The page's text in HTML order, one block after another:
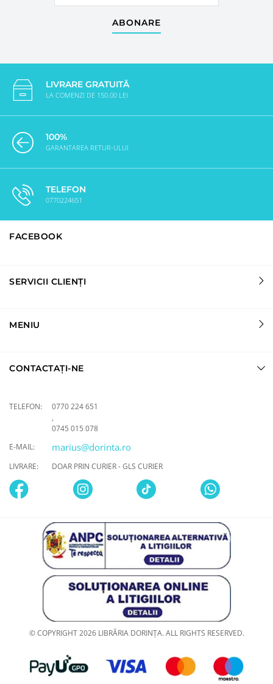
ABONARE
LIVRARE GRATUITĂ
LA COMENZI DE 150.00 LEI
100%
GARANTAREA RETUR-ULUI
TELEFON
0770224651
FACEBOOK
SERVICII CLIENȚI
MENIU
CONTACTAȚI-NE
TELEFON:
0770 224 651
,
0745 015 078
E-MAIL:
marius@dorinta.ro
LIVRARE: DOAR PRIN CURIER - GLS CURIER
© COPYRIGHT 2026 LIBRĂRIA DORINȚA. ALL RIGHTS RESERVED.